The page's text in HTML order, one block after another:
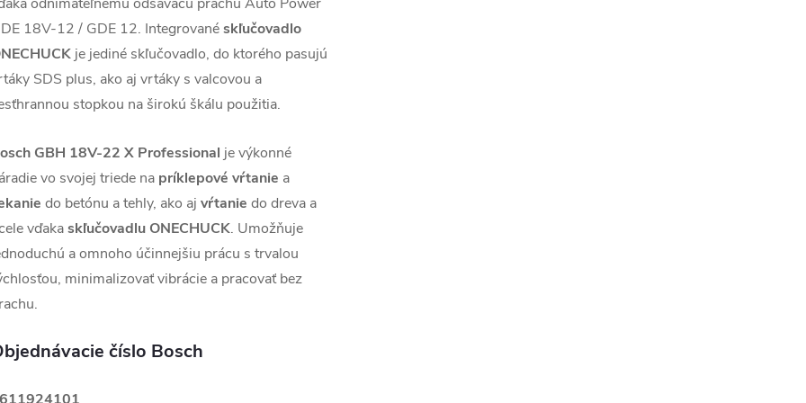
18V-12 / GDE 12. Integrovanéskľučovadlo
je jediné skľučovadlo, do ktorého pasujú
SDS plus, ako aj vrtáky s valcovou a
stopkou na širokú škálu použitia.
GBH 18V-22 X Professional je výkonné
vo svojej triede na príklepové vŕtanie a
do betónu a tehly, ako aj vŕtanie do dreva a
vďakaskľučovadlu ONECHUCK. Umožňuje
a omnoho účinnejšiu prácu s trvalou
minimalizovať vibrácie a pracovať bez
číslo Bosch